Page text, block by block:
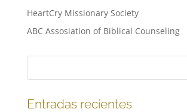
HeartCry Missionary Society
ABC Assosiation of Biblical Counseling
Entradas recientes